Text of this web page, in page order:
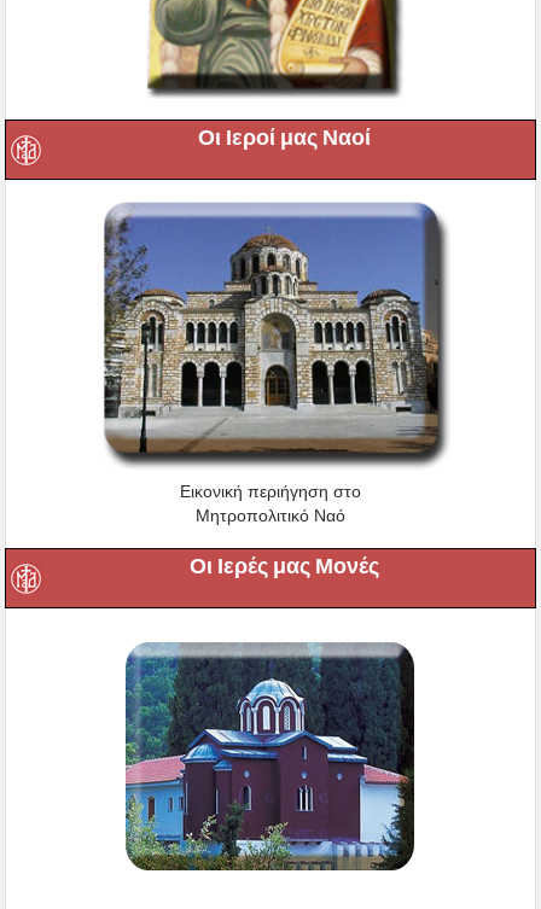
Οι Ιεροί μας Ναοί
Εικονική περιήγηση στο
Μητροπολιτικό Ναό
Οι Ιερές μας Μονές